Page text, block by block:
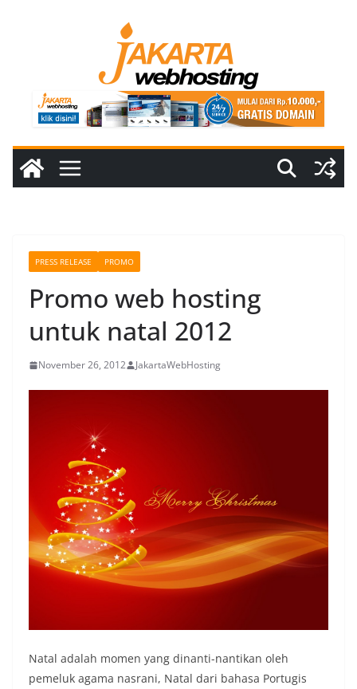
PRESS RELEASE PROMO
Promo web hosting
untuk natal 2012
November 26, 2012 JakartaWebHosting
Natal adalah momen yang dinanti-nantikan oleh
pemeluk agama nasrani, Natal dari bahasa Portugis